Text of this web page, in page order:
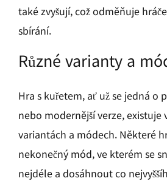
také zvyšují, což odměňuje
sbírání.
Různé varianty a
Hra s kuřetem, ať už se jedná o
nebo modernější verze, existuje
variantách a módech. Některé
nekonečný mód, ve kterém se
nejdéle a dosáhnout co